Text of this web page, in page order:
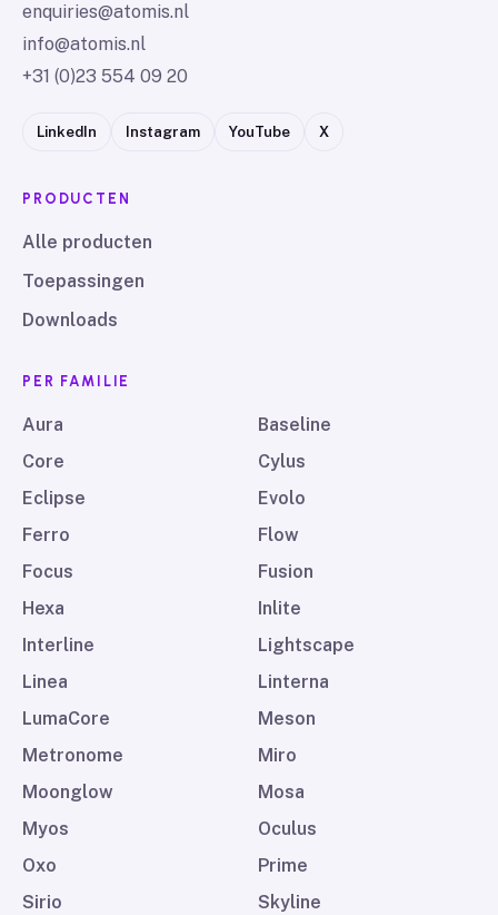
enquiries@atomis.nl
info@atomis.nl
+31 (0)23 554 09 20
LinkedIn Instagram YouTube X
PRODUCTEN
Alle producten
Toepassingen
Downloads
PER FAMILIE
Aura
Baseline
Core
Cylus
Eclipse
Evolo
Ferro
Flow
Focus
Fusion
Hexa
Inlite
Interline
Lightscape
Linea
Linterna
LumaCore
Meson
Metronome
Miro
Moonglow
Mosa
Myos
Oculus
Oxo
Prime
Sirio
Skyline